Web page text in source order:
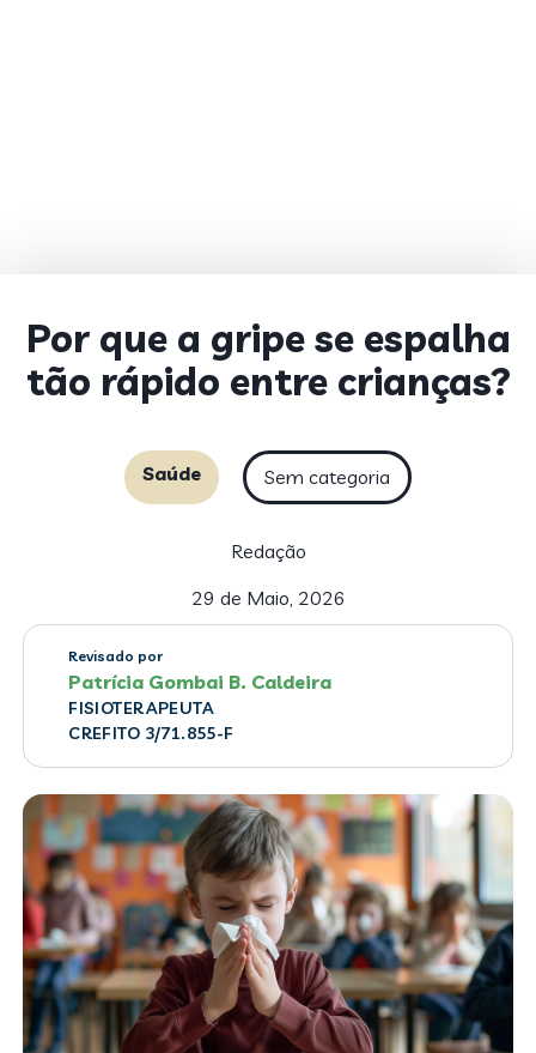
Por que a gripe se espalha
tão rápido entre crianças?
Saúde Sem categoria
Redação
29 de Maio, 2026
Revisado por
Patrícia Gombai B. Caldeira
FISIOTERAPEUTA
CREFITO 3/71.855-F